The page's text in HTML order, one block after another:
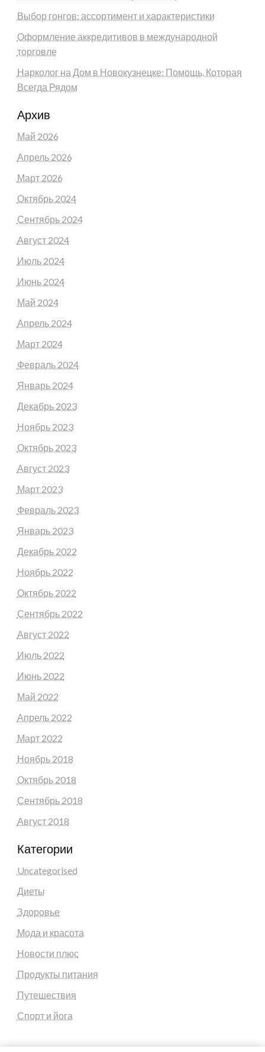
Выбор гонгов: ассортимент и характеристики
Оформление аккредитивов в международной
торговле
Нарколог на Дом в Новокузнецке: Помощь, Которая
Всегда Рядом
Архив
Май 2026
Апрель 2026
Март 2026
Октябрь 2024
Сентябрь 2024
Август 2024
Июль 2024
Июнь 2024
Май 2024
Апрель 2024
Март 2024
Февраль 2024
Январь 2024
Декабрь 2023
Ноябрь 2023
Октябрь 2023
Август 2023
Март 2023
Февраль 2023
Январь 2023
Декабрь 2022
Ноябрь 2022
Октябрь 2022
Сентябрь 2022
Август 2022
Июль 2022
Июнь 2022
Май 2022
Апрель 2022
Март 2022
Ноябрь 2018
Октябрь 2018
Сентябрь 2018
Август 2018
Категории
Uncategorised
Диеты
Здоровье
Мода и красота
Новости плюс
Продукты питания
Путешествия
Спорт и йога